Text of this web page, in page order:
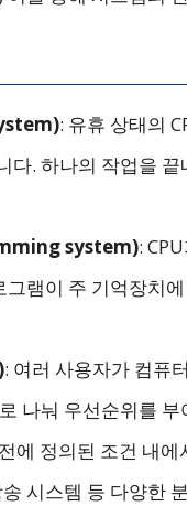
: 유휴 상태의
. 하나의 작업을
system):
램이 주 기억장치
: 여러 사용자가 컴퓨
나눠 우선순위를 부
에 정의된 조건 내
시스템 등 다양한